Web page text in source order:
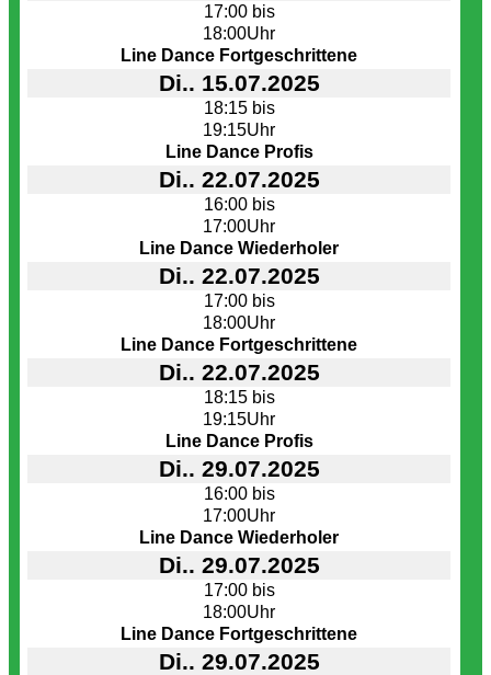
17:00 bis
18:00Uhr
Line Dance Fortgeschrittene
Di.. 15.07.2025
18:15 bis
19:15Uhr
Line Dance Profis
Di.. 22.07.2025
16:00 bis
17:00Uhr
Line Dance Wiederholer
Di.. 22.07.2025
17:00 bis
18:00Uhr
Line Dance Fortgeschrittene
Di.. 22.07.2025
18:15 bis
19:15Uhr
Line Dance Profis
Di.. 29.07.2025
16:00 bis
17:00Uhr
Line Dance Wiederholer
Di.. 29.07.2025
17:00 bis
18:00Uhr
Line Dance Fortgeschrittene
Di.. 29.07.2025